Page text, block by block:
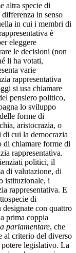
altra specie di
in senso
in cui i membri di
è
eleggere
le decisioni (non
li ha votati,
varie
rappresentativa
si usa chiamare
pensiero politico,
lo sviluppo
forme di
aristocrazia, o
cui la democrazia
di chiamare forme di
rappresentativa.
politici, il
di valutazione, di
istituzionale, i
rappresentativa. E
di
con quattro
prima coppia
parlamentare, che
al criterio del diverso
legislativo. La